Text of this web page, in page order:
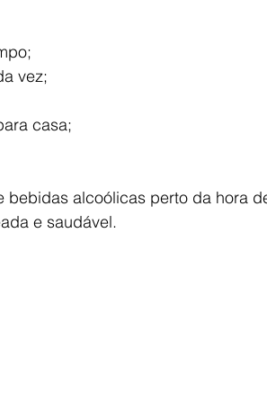
vez;
casa;
bebidas alcoólicas perto da hora
e saudável.